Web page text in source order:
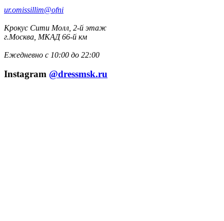
ur.omissillim@ofni
Крокус Сити Молл, 2-й этаж
г.Москва, МКАД 66-й км
Ежедневно с 10:00 до 22:00
Instagram @dressmsk.ru